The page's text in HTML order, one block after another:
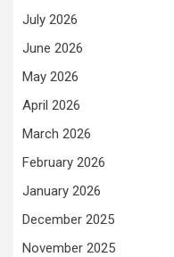
July 2026
June 2026
May 2026
April 2026
March 2026
February 2026
January 2026
December 2025
November 2025